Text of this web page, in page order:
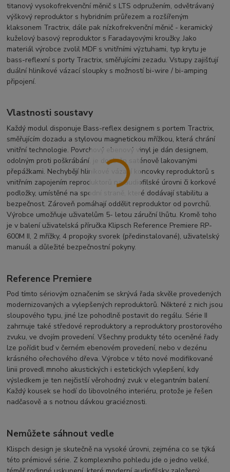
titanový vysokofrekvenční měnič s LTS odpružením, odvětrávaný
výškový reproduktor s hybridním průřezem a rozšířeným
klaksonem Tractrix, dále pak nízkofrekvenční měnič - keramický
kuželový basový reproduktor s Faradayovými kroužky. Jako
materiál výrobce zvolil MDF s vnitřními výztuhami, typ krytu je
bass-reflexní s porty Tractrix, směřujícími zezadu. Vstupy zajišťují
duální hliníkové vázací sloupky s možností bi-wire / bi-amping
připojení.
Vlastnosti soustavy
Každý modul disponuje Bass-reflex designem s portem Tractrix,
směřujícím dozadu a stylovou magnetickou mřížkou, která chrání
vnitřní technologie. Povrchový ebenový vinyl je dán designem,
odolným proti poškrábání, je doplněn saténově lakovanými
přepážkami. Nechybějí hliníkové vázací koncovky reproduktorů s
vnitřním zapojením reproduktorů na audiofilské úrovni či korkové
podložky, umístěné na spodní straně, které dodávají stabilitu a
bezpečnost. Zároveň pomáhají oddělit reproduktor od povrchů.
Výrobce umožňuje uživatelům 5- letou záruční lhůtu. Kromě toho
je v balení uživatelská příručka Klipsch Reference Premiere RP-
600M II, 2 mřížky, 4 propojky svorek (předinstalované), uživatelský
manuál a důležité bezpečnostní pokyny.
Reference Premiere
Pod tímto sériovým označením se skrývá řada skvěle provedených
modernizovaných a vylepšených reproduktorů. Některé z nich jsou
sloupového typu, jiné lze pohodlně postavit do regálu. Série II
zahrnuje také středové reproduktory a reproduktory prostorového
zvuku, ve dvojím provedení. Všechny produkty této oceněné řady
lze pořídit buď v černém ebenovém provedení, nebo v dezénu
krásného ořechového dřeva. Výrobce v této nové modifikované
linii provedl mnoho akustických i estetických vylepšení, kdy
výsledkem je ten nejčistší věrohodný zvuk v elegantním balení.
Každý kousek se hodí do libovolného interiéru, protože je řešen
nadčasově a s notnou dávkou graciéznosti.
Nemůžete sáhnout vedle
Klispch design je skutečně na vysoké úrovni, zejména co se týká
této prémiové série. Z komplexního pohledu jde o jedno velké,